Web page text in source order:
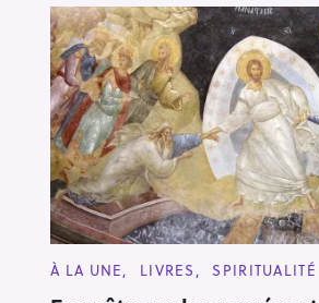
C
À LA UNE LIVRES SPIRITUALITÉ